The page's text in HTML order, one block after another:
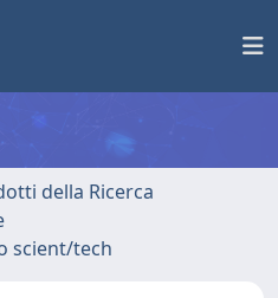
della Ricerca
scient/tech